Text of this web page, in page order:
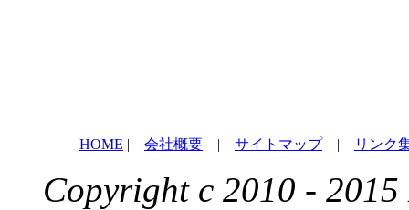
HOME | 会社概要 | サイトマップ| リンク
Copyright c 2010 - 2015